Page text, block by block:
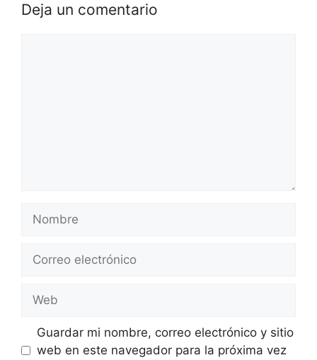
Deja un comentario
Nombre
Correo
Web
Guardar mi nombre, correo electrónico y sitio
web en este navegador para la próxima vez